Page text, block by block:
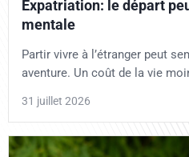
Expatriation: le départ
mentale
Partir vivre à l’étranger peut
aventure. Un coût de la vie
31 juillet 2026